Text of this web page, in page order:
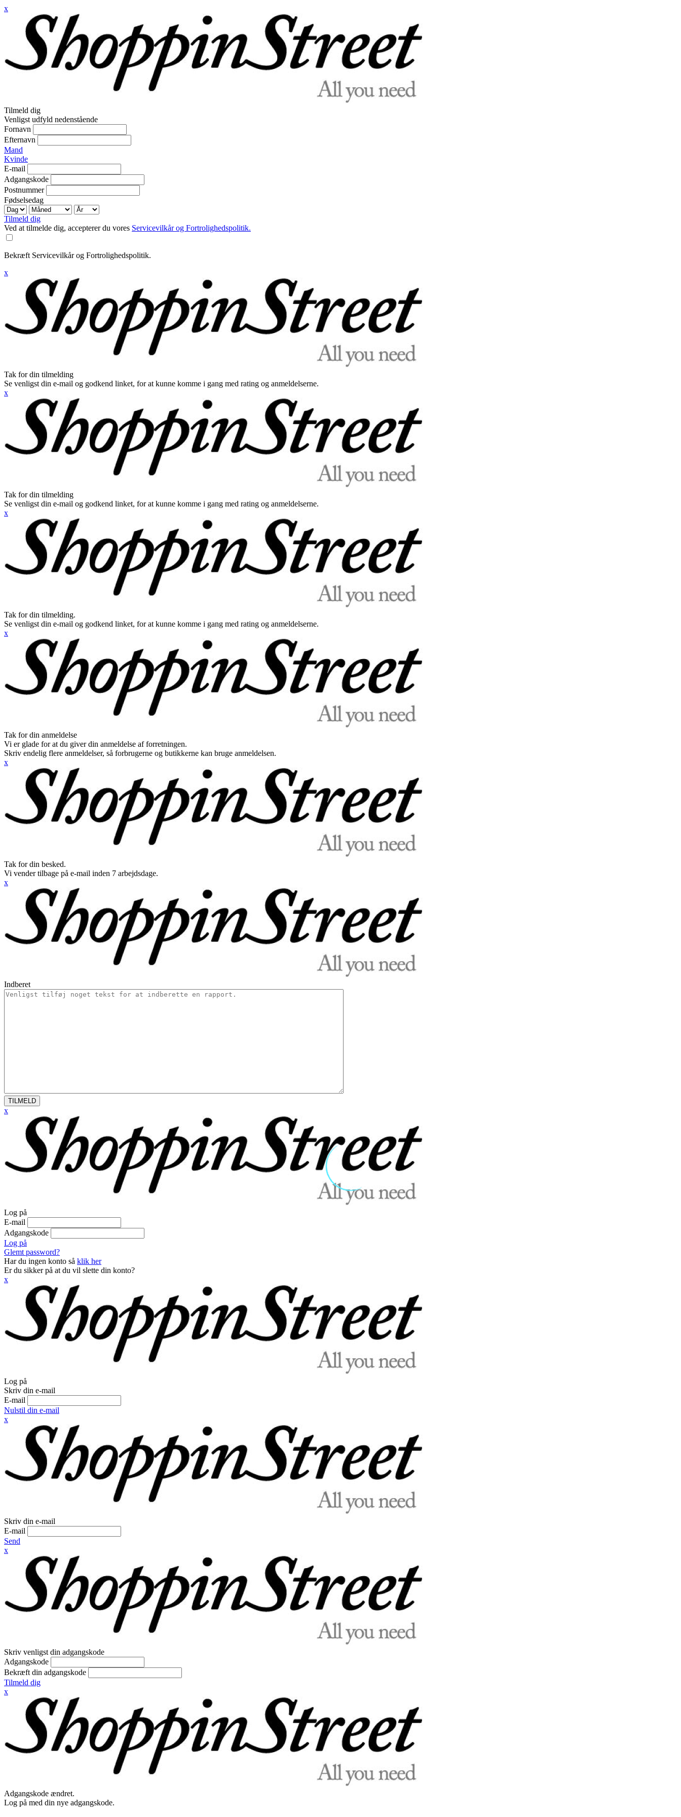
x
Tilmeld dig
Venligst udfyld nedenstående
Fornavn
Efternavn
Mand
Kvinde
E-mail
Adgangskode
Postnummer
Fødselsedag
Tilmeld dig
Ved at tilmelde dig, accepterer du vores Servicevilkår og Fortrolighedspolitik.
Bekræft Servicevilkår og Fortrolighedspolitik.
x
Tak for din tilmelding
Se venligst din e-mail og godkend linket, for at kunne komme i gang med rating og anmeldelserne.
x
Tak for din tilmelding
Se venligst din e-mail og godkend linket, for at kunne komme i gang med rating og anmeldelserne.
x
Tak for din tilmelding.
Se venligst din e-mail og godkend linket, for at kunne komme i gang med rating og anmeldelserne.
x
Tak for din anmeldelse
Vi er glade for at du giver din anmeldelse af forretningen.
Skriv endelig flere anmeldelser, så forbrugerne og butikkerne kan bruge anmeldelsen.
x
Tak for din besked.
Vi vender tilbage på e-mail inden 7 arbejdsdage.
x
Indberet
TILMELD
x
Log på
E-mail
Adgangskode
Log på
Glemt password?
Har du ingen konto så klik her
Er du sikker på at du vil slette din konto?
x
Log på
Skriv din e-mail
E-mail
Nulstil din e-mail
x
Skriv din e-mail
E-mail
Send
x
Skriv venligst din adgangskode
Adgangskode
Bekræft din adgangskode
Tilmeld dig
x
Adgangskode ændret.
Log på med din nye adgangskode.